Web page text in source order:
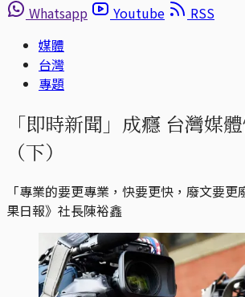
Whatsapp
Youtube
RSS
媒體
台灣
專題
「即時新聞」成癮 台灣媒
（下）
「專業的要更專業，快要更快，廢文要
果日報》社長陳裕鑫